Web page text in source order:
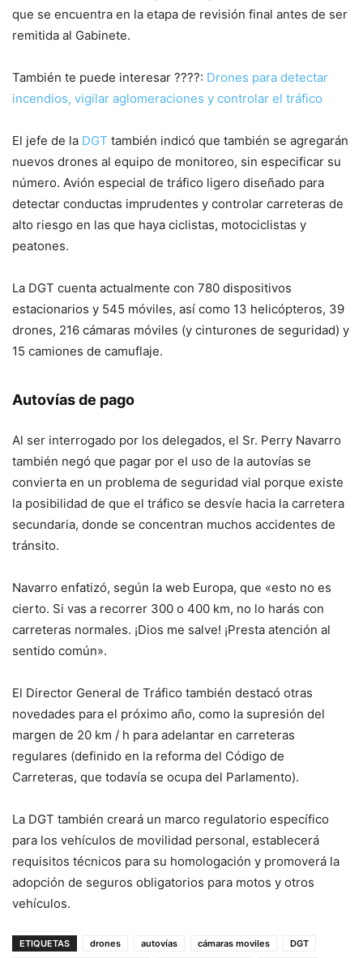
que se encuentra en la etapa de revisión final antes de ser
remitida al Gabinete.
También te puede interesar ????: Drones para detectar
incendios, vigilar aglomeraciones y controlar el tráfico
El jefe de la DGT también indicó que también se agregarán
nuevos drones al equipo de monitoreo, sin especificar su
número. Avión especial de tráfico ligero diseñado para
detectar conductas imprudentes y controlar carreteras de
alto riesgo en las que haya ciclistas, motociclistas y
peatones.
La DGT cuenta actualmente con 780 dispositivos
estacionarios y 545 móviles, así como 13 helicópteros, 39
drones, 216 cámaras móviles (y cinturones de seguridad) y
15 camiones de camuflaje.
Autovías de pago
Al ser interrogado por los delegados, el Sr. Perry Navarro
también negó que pagar por el uso de la autovías se
convierta en un problema de seguridad vial porque existe
la posibilidad de que el tráfico se desvíe hacia la carretera
secundaria, donde se concentran muchos accidentes de
tránsito.
Navarro enfatizó, según la web Europa, que «esto no es
cierto. Si vas a recorrer 300 o 400 km, no lo harás con
carreteras normales. ¡Dios me salve! ¡Presta atención al
sentido común».
El Director General de Tráfico también destacó otras
novedades para el próximo año, como la supresión del
margen de 20 km / h para adelantar en carreteras
regulares (definido en la reforma del Código de
Carreteras, que todavía se ocupa del Parlamento).
La DGT también creará un marco regulatorio específico
para los vehículos de movilidad personal, establecerá
requisitos técnicos para su homologación y promoverá la
adopción de seguros obligatorios para motos y otros
vehículos.
ETIQUETAS drones autovías cámaras moviles
DGT